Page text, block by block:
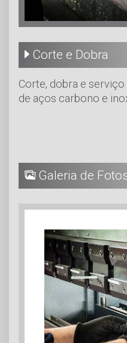
Corte e Dobra
Corte, dobra e
de aços carbono e
Galeria de